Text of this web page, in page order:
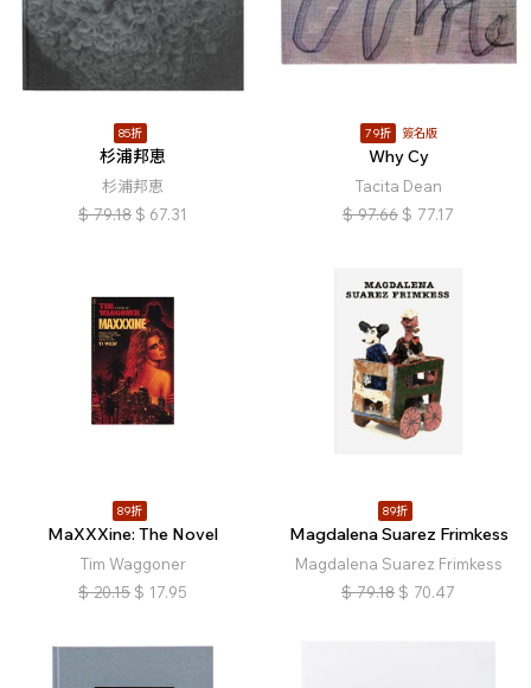
85折
杉浦邦恵
杉浦邦恵
$ 79.18 $ 67.31
79折 簽名版
Why Cy
Tacita Dean
$ 97.66 $ 77.17
89折
MaXXXine: The Novel
Tim Waggoner
$ 20.15 $ 17.95
89折
Magdalena Suarez Frimkess
Magdalena Suarez Frimkess
$ 79.18 $ 70.47